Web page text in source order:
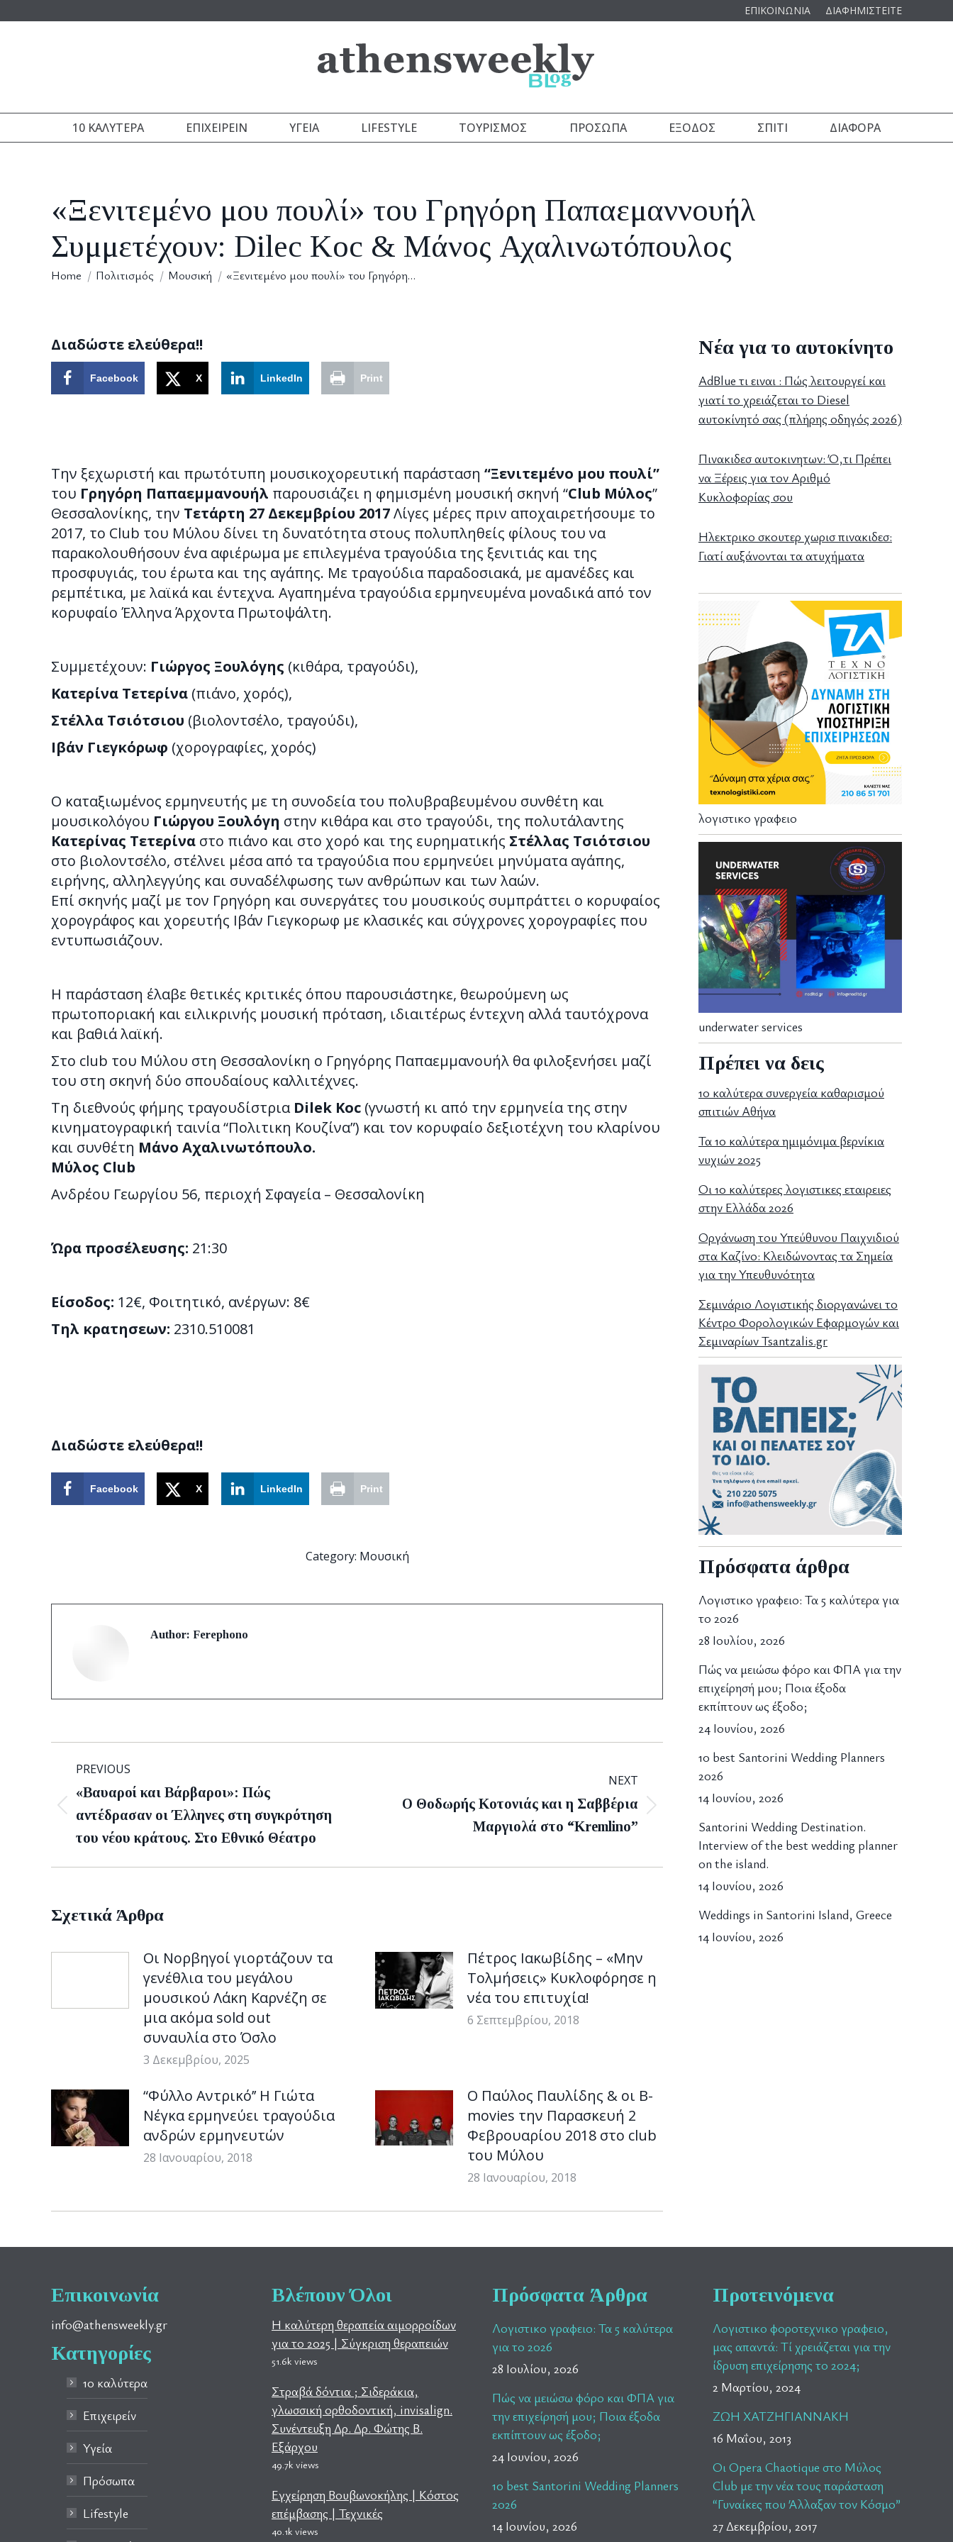
ΕΠΙΚΟΙΝΩΝΙΑ ΔΙΑΦΗΜΙΣΤΕΙΤΕ
10 ΚΑΛΎΤΕΡΑ ΕΠΙΧΕΙΡΕΊΝ ΥΓΕΊΑ LIFESTYLE ΤΟΥΡΙΣΜΌΣ ΠΡΌΣΩΠΑ ΈΞΟΔΟΣ ΣΠΊΤΙ ΔΙΆΦΟΡΑ
«Ξενιτεμένο μου πουλί» του Γρηγόρη Παπαεμαννουήλ
Συμμετέχουν: Dilec Koc & Μάνος Αχαλινωτόπουλος
You are here:
Home Πολιτισμός Μουσική «Ξενιτεμένο μου πουλί» του Γρηγόρη…
Διαδώστε ελεύθερα!!
Facebook X LinkedIn Print
Την ξεχωριστή και πρωτότυπη μουσικοχορευτική παράσταση “Ξενιτεμένο μου πουλί”
του Γρηγόρη Παπαεμμανουήλ παρουσιάζει η φημισμένη μουσική σκηνή “Club Μύλος”
Θεσσαλονίκης, την Τετάρτη 27 Δεκεμβρίου 2017Λίγες μέρες πριν αποχαιρετήσουμε το
2017, το Club του Μύλου δίνει τη δυνατότητα στους πολυπληθείς φίλους του να
παρακολουθήσουν ένα αφιέρωμα με επιλεγμένα τραγούδια της ξενιτιάς και της
προσφυγιάς, του έρωτα και της αγάπης. Με τραγούδια παραδοσιακά, με αμανέδες και
ρεμπέτικα, με λαϊκά και έντεχνα. Αγαπημένα τραγούδια ερμηνευμένα μοναδικά από τον
κορυφαίο Έλληνα Άρχοντα Πρωτοψάλτη.
Συμμετέχουν: Γιώργος Ξουλόγης (κιθάρα, τραγούδι),
Κατερίνα Τετερίνα (πιάνο, χορός),
Στέλλα Τσιότσιου (βιολοντσέλο, τραγούδι),
Ιβάν Γιεγκόρωφ (χορογραφίες, χορός)
Ο καταξιωμένος ερμηνευτής με τη συνοδεία του πολυβραβευμένου συνθέτη και
μουσικολόγου Γιώργου Ξουλόγη στην κιθάρα και στο τραγούδι, της πολυτάλαντης
Κατερίνας Τετερίνα στο πιάνο και στο χορό και της ευρηματικής Στέλλας Τσιότσιου
στο βιολοντσέλο, στέλνει μέσα από τα τραγούδια που ερμηνεύει μηνύματα αγάπης,
ειρήνης, αλληλεγγύης και συναδέλφωσης των ανθρώπων και των λαών.
Επί σκηνής μαζί με τον Γρηγόρη και συνεργάτες του μουσικούς συμπράττει ο κορυφαίος
χορογράφος και χορευτής Ιβάν Γιεγκορωφ με κλασικές και σύγχρονες χορογραφίες που
εντυπωσιάζουν.
Η παράσταση έλαβε θετικές κριτικές όπου παρουσιάστηκε, θεωρούμενη ως
πρωτοποριακή και ειλικρινής μουσική πρόταση, ιδιαιτέρως έντεχνη αλλά ταυτόχρονα
και βαθιά λαϊκή.
Στο club του Μύλου στη Θεσσαλονίκη ο Γρηγόρης Παπαεμμανουήλ θα φιλοξενήσει μαζί
του στη σκηνή δύο σπουδαίους καλλιτέχνες.
Τη διεθνούς φήμης τραγουδίστρια Dilek Koc (γνωστή κι από την ερμηνεία της στην
κινηματογραφική ταινία “Πολιτικη Κουζίνα”) και τον κορυφαίο δεξιοτέχνη του κλαρίνου
και συνθέτη Μάνο Αχαλινωτόπουλο.
Μύλος Club
Ανδρέου Γεωργίου 56, περιοχή Σφαγεία – Θεσσαλονίκη
Ώρα προσέλευσης: 21:30
Είσοδος: 12€, Φοιτητικό, ανέργων: 8€
Τηλ κρατησεων: 2310.510081
Διαδώστε ελεύθερα!!
Facebook X LinkedIn Print
Category: Μουσική
Author: Ferephono
navigation
PREVIOUS
Previous
post:
«Βαυαροί και Βάρβαροι»: Πώς
αντέδρασαν οι Έλληνες στη συγκρότηση
του νέου κράτους. Στο Εθνικό Θέατρο
NEXT
NextΟ Θοδωρής Κοτονιάς και η Σαββέρια
Μαργιολά στο “Kremlino”
Σχετικά Άρθρα
Οι Νορβηγοί γιορτάζουν τα
γενέθλια του μεγάλου
μουσικού Λάκη Καρνέζη σε
μια ακόμα sold out
συναυλία στο Όσλο
3 Δεκεμβρίου, 2025
Πέτρος Ιακωβίδης – «Μην
Τολμήσεις» Κυκλοφόρησε η
νέα του επιτυχία!
6 Σεπτεμβρίου, 2018
“Φύλλο Aντρικό’’ Η Γιώτα
Νέγκα ερμηνεύει τραγούδια
ανδρών ερμηνευτών
28 Ιανουαρίου, 2018
Ο Παύλος Παυλίδης & οι B-
movies την Παρασκευή 2
Φεβρουαρίου 2018 στο club
του Μύλου
28 Ιανουαρίου, 2018
Νέα για το αυτοκίνητο
AdBlue τι ειναι : Πώς λειτουργεί και
γιατί το χρειάζεται το Diesel
αυτοκίνητό σας (πλήρης οδηγός 2026)
Πινακιδεσ αυτοκινητων: Ό,τι Πρέπει
να Ξέρεις για τον Αριθμό
Κυκλοφορίας σου
Ηλεκτρικο σκουτερ χωρισ πινακιδεσ:
Γιατί αυξάνονται τα ατυχήματα
λογιστικο γραφειο
underwater services
Πρέπει να δεις
10 καλύτερα συνεργεία καθαρισμού
σπιτιών Αθήνα
Τα 10 καλύτερα ημιμόνιμα βερνίκια
νυχιών 2025
Οι 10 καλύτερες λογιστικες εταιρειες
στην Ελλάδα 2026
Οργάνωση του Υπεύθυνου Παιχνιδιού
στα Καζίνο: Κλειδώνοντας τα Σημεία
για την Υπευθυνότητα
Σεμινάριο Λογιστικής διοργανώνει το
Κέντρο Φορολογικών Εφαρμογών και
Σεμιναρίων Tsantzalis.gr
Πρόσφατα άρθρα
Λογιστικο γραφειο: Τα 5 καλύτερα για
το 2026
28 Ιουλίου, 2026
Πώς να μειώσω φόρο και ΦΠΑ για την
επιχείρησή μου; Ποια έξοδα
εκπίπτουν ως έξοδο;
24 Ιουνίου, 2026
10 best Santorini Wedding Planners
2026
14 Ιουνίου, 2026
Santorini Wedding Destination.
Interview of the best wedding planner
on the island.
14 Ιουνίου, 2026
Weddings in Santorini Island, Greece
14 Ιουνίου, 2026
Επικοινωνία
info@athensweekly.gr
Κατηγορίες
10 καλύτερα
Επιχειρείν
Υγεία
Πρόσωπα
Lifestyle
Βλέπουν Όλοι
Η καλύτερη θεραπεία αιμορροίδων
για το 2025 | Σύγκριση θεραπειών
51.6k views
Στραβά δόντια ; Σιδεράκια,
γλωσσική ορθοδοντική, invisalign.
Συνέντευξη Δρ. Δρ. Φώτης Β.
Εξάρχου
49.7k views
Εγχείρηση Βουβωνοκήλης | Κόστος
επέμβασης | Τεχνικές
40.1k views
Πρόσφατα Άρθρα
Λογιστικο γραφειο: Τα 5 καλύτερα
για το 2026
28 Ιουλίου, 2026
Πώς να μειώσω φόρο και ΦΠΑ για
την επιχείρησή μου; Ποια έξοδα
εκπίπτουν ως έξοδο;
24 Ιουνίου, 2026
10 best Santorini Wedding Planners
2026
14 Ιουνίου, 2026
Προτεινόμενα
Λογιστικο φοροτεχνικο γραφειο,
μας απαντά: Τί χρειάζεται για την
ίδρυση επιχείρησης το 2024;
2 Μαρτίου, 2024
ΖΩΗ ΧΑΤΖΗΓΙΑΝΝΑΚΗ
16 Μαΐου, 2013
Οι Opera Chaotique στο Mύλος
Club με την νέα τους παράσταση
“Γυναίκες που Άλλαξαν τον Κόσμο”
27 Δεκεμβρίου, 2017